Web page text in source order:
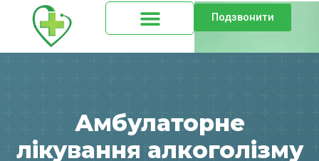
Подзвонити
Амбулаторне
лікування алкоголізму